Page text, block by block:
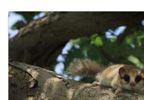
Baumschläfer
Naturlexikon: Baumschläfer